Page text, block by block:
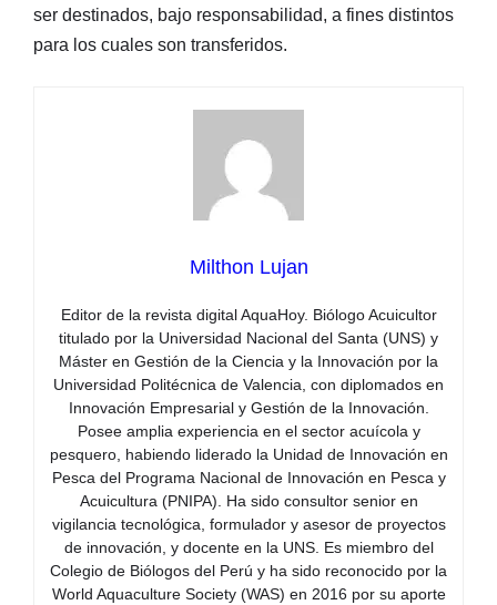
ser destinados, bajo responsabilidad, a fines distintos
para los cuales son transferidos.
Milthon Lujan
Editor de la revista digital AquaHoy. Biólogo Acuicultor
titulado por la Universidad Nacional del Santa (UNS) y
Máster en Gestión de la Ciencia y la Innovación por la
Universidad Politécnica de Valencia, con diplomados en
Innovación Empresarial y Gestión de la Innovación.
Posee amplia experiencia en el sector acuícola y
pesquero, habiendo liderado la Unidad de Innovación en
Pesca del Programa Nacional de Innovación en Pesca y
Acuicultura (PNIPA). Ha sido consultor senior en
vigilancia tecnológica, formulador y asesor de proyectos
de innovación, y docente en la UNS. Es miembro del
Colegio de Biólogos del Perú y ha sido reconocido por la
World Aquaculture Society (WAS) en 2016 por su aporte